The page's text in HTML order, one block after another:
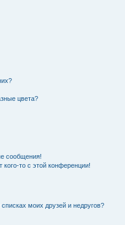
цвета?
сообщения!
то с этой конференции!
моих друзей и недругов?